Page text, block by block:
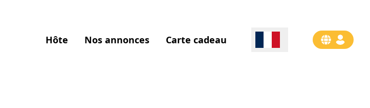
Hôte Nos annonces Carte cadeau